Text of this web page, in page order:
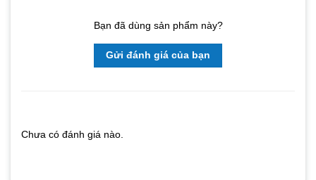
Bạn đã dùng sản phẩm này?
Gửi đánh giá của bạn
Chưa có đánh giá nào.